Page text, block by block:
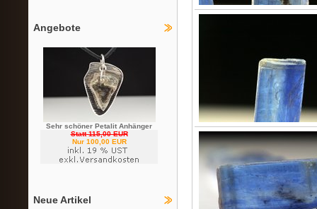
Angebote
Sehr schöner Petalit Anhänger
Statt 115,00 EUR
Nur 100,00 EUR
Neue Artikel